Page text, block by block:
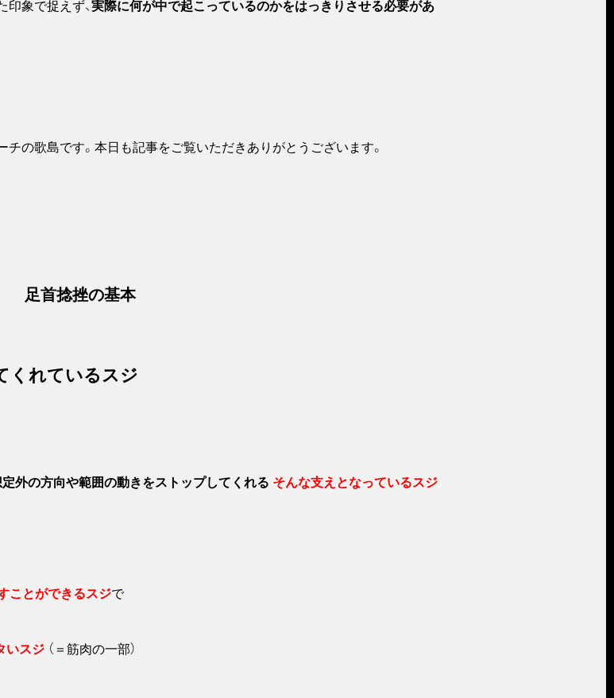
象で捉えず、実際に何が中で起こっているのかをはっきりさせる必要があ
の歌島です。本日も記事をご覧いただきありがとうございます。
足首捻挫の基本
くれているスジ
外の方向や範囲の動きをストップしてくれる そんな支えとなっているスジ
ことができるスジで
いスジ （＝筋肉の一部）